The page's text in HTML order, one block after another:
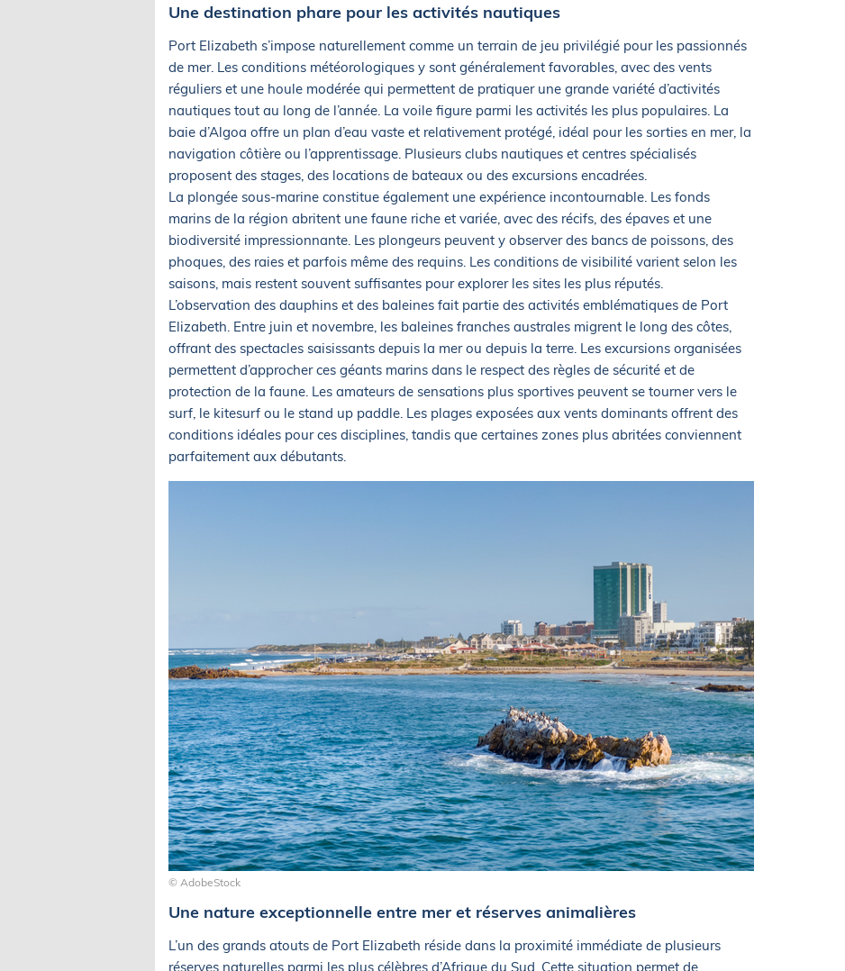
Une destination phare pour les activités nautiques
Port Elizabeth s’impose naturellement comme un terrain de jeu privilégié pour les passionnés
de mer. Les conditions météorologiques y sont généralement favorables, avec des vents
réguliers et une houle modérée qui permettent de pratiquer une grande variété d’activités
nautiques tout au long de l’année. La voile figure parmi les activités les plus populaires. La
baie d’Algoa offre un plan d’eau vaste et relativement protégé, idéal pour les sorties en mer, la
navigation côtière ou l’apprentissage. Plusieurs clubs nautiques et centres spécialisés
proposent des stages, des locations de bateaux ou des excursions encadrées.
La plongée sous-marine constitue également une expérience incontournable. Les fonds
marins de la région abritent une faune riche et variée, avec des récifs, des épaves et une
biodiversité impressionnante. Les plongeurs peuvent y observer des bancs de poissons, des
phoques, des raies et parfois même des requins. Les conditions de visibilité varient selon les
saisons, mais restent souvent suffisantes pour explorer les sites les plus réputés.
L’observation des dauphins et des baleines fait partie des activités emblématiques de Port
Elizabeth. Entre juin et novembre, les baleines franches australes migrent le long des côtes,
offrant des spectacles saisissants depuis la mer ou depuis la terre. Les excursions organisées
permettent d’approcher ces géants marins dans le respect des règles de sécurité et de
protection de la faune. Les amateurs de sensations plus sportives peuvent se tourner vers le
surf, le kitesurf ou le stand up paddle. Les plages exposées aux vents dominants offrent des
conditions idéales pour ces disciplines, tandis que certaines zones plus abritées conviennent
parfaitement aux débutants.
© AdobeStock
Une nature exceptionnelle entre mer et réserves animalières
L’un des grands atouts de Port Elizabeth réside dans la proximité immédiate de plusieurs
réserves naturelles parmi les plus célèbres d’Afrique du Sud. Cette situation permet de